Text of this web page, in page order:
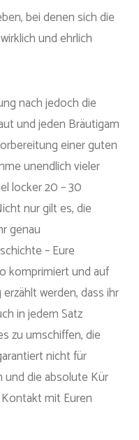
bei denen sich die
und ehrlich
nach jedoch die
und jeden Bräutigam
einer guten
unendlich vieler
locker 20 – 30
nur gilt es, die
genau
– Eure
komprimiert und auf
werden, dass ihr
in jedem Satz
zu umschiffen, die
nicht für
die absolute Kür
mit Euren